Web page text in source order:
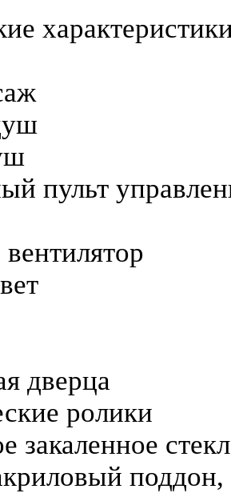
пульт
дверца
ролики
закаленное